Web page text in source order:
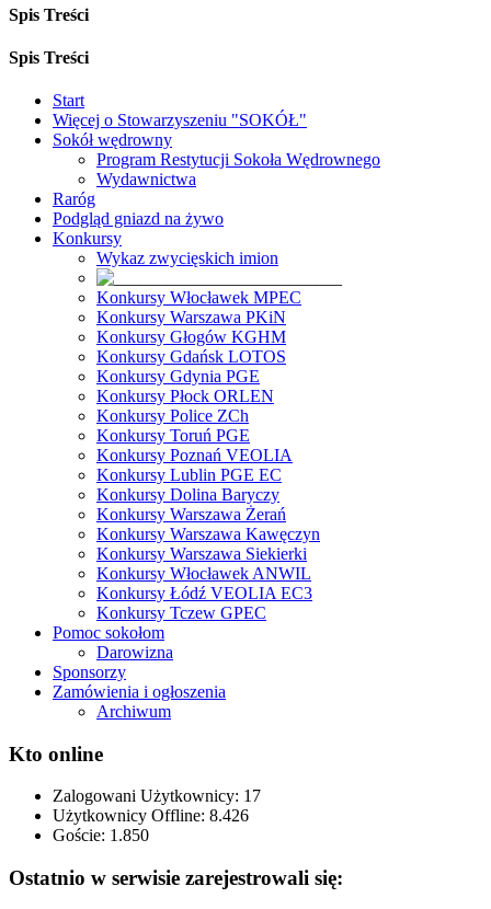
Spis Treści
Spis Treści
Start
Więcej o Stowarzyszeniu "SOKÓŁ"
Sokół wędrowny
Program Restytucji Sokoła Wędrownego
Wydawnictwa
Raróg
Podgląd gniazd na żywo
Konkursy
Wykaz zwycięskich imion
Konkursy Włocławek MPEC
Konkursy Warszawa PKiN
Konkursy Głogów KGHM
Konkursy Gdańsk LOTOS
Konkursy Gdynia PGE
Konkursy Płock ORLEN
Konkursy Police ZCh
Konkursy Toruń PGE
Konkursy Poznań VEOLIA
Konkursy Lublin PGE EC
Konkursy Dolina Baryczy
Konkursy Warszawa Żerań
Konkursy Warszawa Kawęczyn
Konkursy Warszawa Siekierki
Konkursy Włocławek ANWIL
Konkursy Łódź VEOLIA EC3
Konkursy Tczew GPEC
Pomoc sokołom
Darowizna
Sponsorzy
Zamówienia i ogłoszenia
Archiwum
Kto online
Zalogowani Użytkownicy: 17
Użytkownicy Offline: 8.426
Goście: 1.850
Ostatnio w serwisie zarejestrowali się: